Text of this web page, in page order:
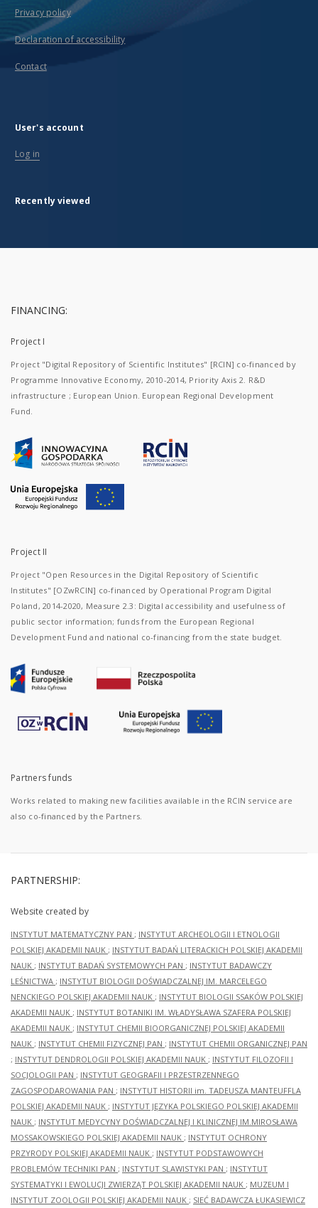
Privacy policy
Declaration of accessibility
Contact
User's account
Log in
Recently viewed
FINANCING:
Project I
Project "Digital Repository of Scientific Institutes" [RCIN] co-financed by
Programme Innovative Economy, 2010-2014, Priority Axis 2. R&D
infrastructure ; European Union. European Regional Development
Fund.
Project II
Project "Open Resources in the Digital Repository of Scientific
Institutes" [OZwRCIN] co-financed by Operational Program Digital
Poland, 2014-2020, Measure 2.3: Digital accessibility and usefulness of
public sector information; funds from the European Regional
Development Fund and national co-financing from the state budget.
Partners funds
Works related to making new facilities available in the RCIN service are
also co-financed by the Partners.
PARTNERSHIP:
Website created by
INSTYTUT MATEMATYCZNY PAN ; INSTYTUT ARCHEOLOGII I ETNOLOGII
POLSKIEJ AKADEMII NAUK ; INSTYTUT BADAŃ LITERACKICH POLSKIEJ AKADEMII
NAUK ; INSTYTUT BADAŃ SYSTEMOWYCH PAN ; INSTYTUT BADAWCZY
LEŚNICTWA ; INSTYTUT BIOLOGII DOŚWIADCZALNEJ IM. MARCELEGO
NENCKIEGO POLSKIEJ AKADEMII NAUK ; INSTYTUT BIOLOGII SSAKÓW POLSKIEJ
AKADEMII NAUK ; INSTYTUT BOTANIKI IM. WŁADYSŁAWA SZAFERA POLSKIEJ
AKADEMII NAUK ; INSTYTUT CHEMII BIOORGANICZNEJ POLSKIEJ AKADEMII
NAUK ; INSTYTUT CHEMII FIZYCZNEJ PAN ; INSTYTUT CHEMII ORGANICZNEJ PAN
; INSTYTUT DENDROLOGII POLSKIEJ AKADEMII NAUK ; INSTYTUT FILOZOFII I
SOCJOLOGII PAN ; INSTYTUT GEOGRAFII I PRZESTRZENNEGO
ZAGOSPODAROWANIA PAN ; INSTYTUT HISTORII im. TADEUSZA MANTEUFFLA
POLSKIEJ AKADEMII NAUK ; INSTYTUT JĘZYKA POLSKIEGO POLSKIEJ AKADEMII
NAUK ; INSTYTUT MEDYCYNY DOŚWIADCZALNEJ I KLINICZNEJ IM.MIROSŁAWA
MOSSAKOWSKIEGO POLSKIEJ AKADEMII NAUK ; INSTYTUT OCHRONY
PRZYRODY POLSKIEJ AKADEMII NAUK ; INSTYTUT PODSTAWOWYCH
PROBLEMÓW TECHNIKI PAN ; INSTYTUT SLAWISTYKI PAN ; INSTYTUT
SYSTEMATYKI I EWOLUCJI ZWIERZĄT POLSKIEJ AKADEMII NAUK ; MUZEUM I
INSTYTUT ZOOLOGII POLSKIEJ AKADEMII NAUK ; SIEĆ BADAWCZA ŁUKASIEWICZ